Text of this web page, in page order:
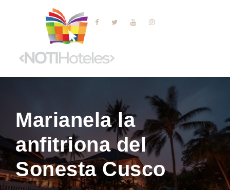
Marianela la
anfitriona del
Sonesta Cusco